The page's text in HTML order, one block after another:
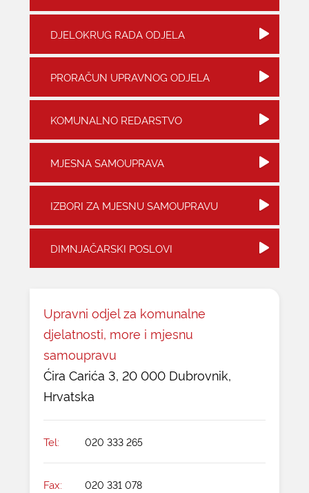
KONTAKTI
DJELOKRUG RADA ODJELA
PRORAČUN UPRAVNOG ODJELA
KOMUNALNO REDARSTVO
MJESNA SAMOUPRAVA
IZBORI ZA MJESNU SAMOUPRAVU
DIMNJAČARSKI POSLOVI
Upravni odjel za komunalne
djelatnosti, more i mjesnu
samoupravu
Ćira Carića 3, 20 000 Dubrovnik,
Hrvatska
Tel: 020 333 265
Fax: 020 331 078